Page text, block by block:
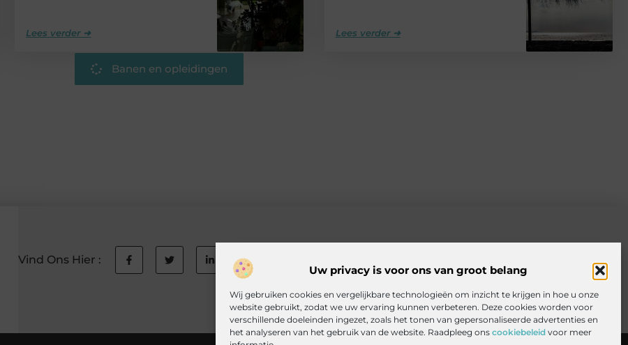
Uw privacy is voor ons van groot belang
Wij gebruiken cookies en vergelijkbare technologieën om inzicht te krijgen in hoe u onze
website gebruikt, zodat we uw ervaring kunnen verbeteren. Deze cookies worden voor
verschillende doeleinden ingezet, zoals het tonen van gepersonaliseerde advertenties en
het analyseren van het gebruik van de website. Raadpleeg ons cookiebeleid voor meer
Lees verder ➜ Lees verder ➜
Banen en opleidingen
Vind Ons Hier :